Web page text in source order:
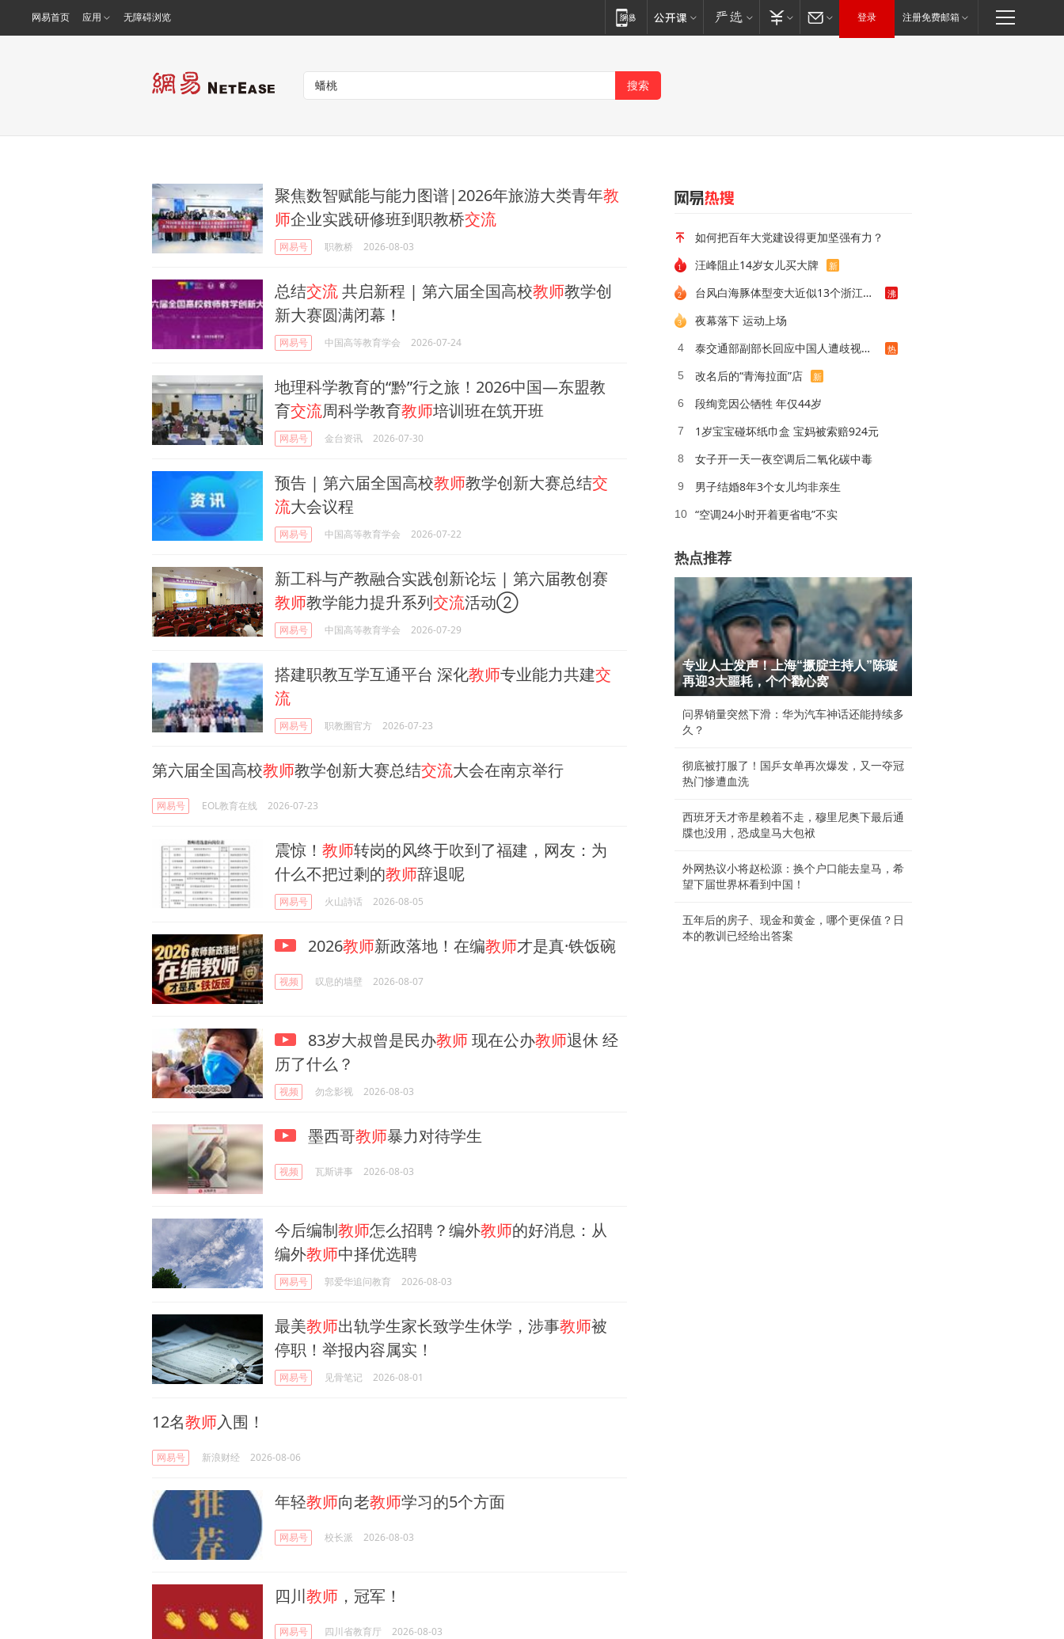
网易首页 应用 无障碍浏览 登录 注册免费邮箱
聚焦数智赋能与能力图谱|2026年旅游大类青年教
师企业实践研修班到职教桥交流
网易号 职教桥 2026-08-03
总结交流共启新程 | 第六届全国高校教师教学创
新大赛圆满闭幕！
网易号 中国高等教育学会 2026-07-24
地理科学教育的“黔”行之旅！2026中国—东盟教
育交流周科学教育教师培训班在筑开班
网易号 金台资讯 2026-07-30
预告 | 第六届全国高校教师教学创新大赛总结交
流大会议程
网易号 中国高等教育学会 2026-07-22
新工科与产教融合实践创新论坛 | 第六届教创赛
教师教学能力提升系列交流活动②
网易号 中国高等教育学会 2026-07-29
搭建职教互学互通平台 深化教师专业能力共建交
流
网易号 职教圈官方 2026-07-23
第六届全国高校教师教学创新大赛总结交流大会在南京举行
网易号 EOL教育在线 2026-07-23
震惊！ 教师转岗的风终于吹到了福建，网友：为
什么不把过剩的教师辞退呢
网易号 火山詩话 2026-08-05
2026教师新政落地！在编教师才是真·铁饭碗
视频 叹息的墙壁 2026-08-07
83岁大叔曾是民办教师现在公办教师退休 经
历了什么？
视频 勿念影视 2026-08-03
墨西哥教师暴力对待学生
视频 瓦斯讲事 2026-08-03
今后编制教师怎么招聘？编外教师的好消息：从
编外教师中择优选聘
网易号 郭爱华追问教育 2026-08-03
最美教师出轨学生家长致学生休学，涉事教师被
停职！举报内容属实！
网易号 见骨笔记 2026-08-01
12名教师入围！
网易号 新浪财经 2026-08-06
年轻教师向老教师学习的5个方面
网易号 校长派 2026-08-03
四川教师 ，冠军！
网易号 四川省教育厅 2026-08-03
如何把百年大党建设得更加坚强有力？
1
汪峰阻止14岁女儿买大牌 新
2
台风白海豚体型变大近似13个浙江面积 沸
3
夜幕落下 运动上场
4 泰交通部副部长回应中国人遭歧视手势 热
5 改名后的“青海拉面”店 新
6 段绚竞因公牺牲 年仅44岁
7 1岁宝宝碰坏纸巾盒 宝妈被索赔924元
8 女子开一天一夜空调后二氧化碳中毒
9 男子结婚8年3个女儿均非亲生
10 “空调24小时开着更省电”不实
热点推荐
专业人士发声！上海“撅腚主持人”陈璇
再迎3大噩耗，个个戳心窝
问界销量突然下滑：华为汽车神话还能持续多
久？
彻底被打服了！国乒女单再次爆发，又一夺冠
热门惨遭血洗
西班牙天才帝星赖着不走，穆里尼奥下最后通
牒也没用，恐成皇马大包袱
外网热议小将赵松源：换个户口能去皇马，希
望下届世界杯看到中国！
五年后的房子、现金和黄金，哪个更保值？日
本的教训已经给出答案